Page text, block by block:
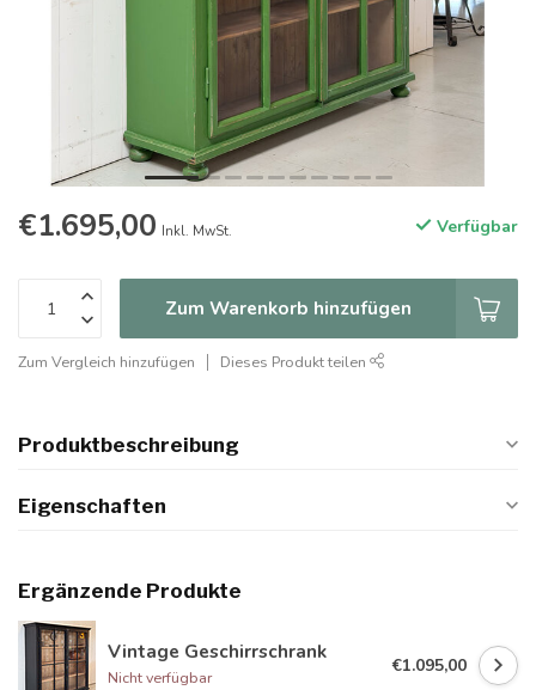
€1.695,00 Inkl. MwSt. Verfügbar
Zum Warenkorb hinzufügen
Zum Vergleich hinzufügen Dieses Produkt teilen
Produktbeschreibung
Eigenschaften
Ergänzende Produkte
Vintage Geschirrschrank
Nicht verfügbar
€1.095,00